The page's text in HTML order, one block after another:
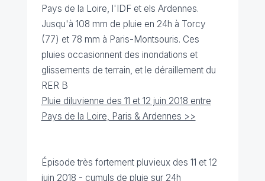
Pays de la Loire, l'IDF et els Ardennes.
Jusqu'à 108 mm de pluie en 24h à Torcy
(77) et 78 mm à Paris-Montsouris. Ces
pluies occasionnent des inondations et
glissements de terrain, et le déraillement du
RER B
Pluie diluvienne des 11 et 12 juin 2018 entre
Pays de la Loire, Paris & Ardennes >>
Épisode très fortement pluvieux des 11 et 12
juin 2018 - cumuls de pluie sur 24h